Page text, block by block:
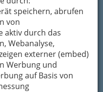
speichern, abrufen
von
aktiv durch das
Webanalyse,
externer (embed)
Werbung und
auf Basis von
Mail an das
Sports GmbH